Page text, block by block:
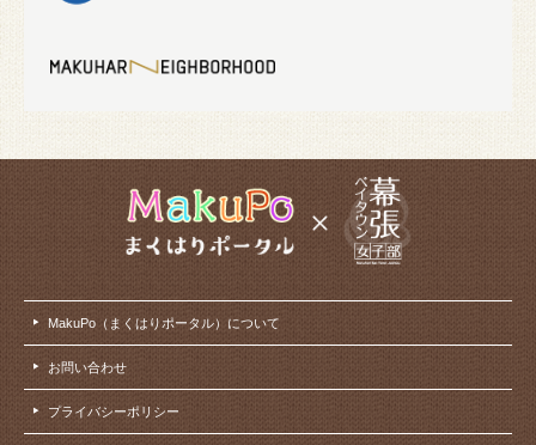
MakuPo（まくはりポータル）について
お問い合わせ
プライバシーポリシー